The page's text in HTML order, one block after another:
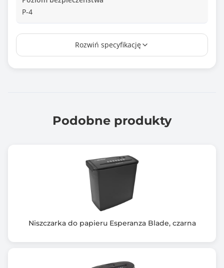
P-4
Pojemność kosza
Dodatkowe opcje niszczenia
Kolor obudowy
Czarny (Black)
Informacje dodatkowe
Atrakcyjny i nowoczesny design
Wymiary: 42,6 x 22 x 48,5 cm
Funkcja rewersu
Rozwiń specyfikację
Podobne produkty
Niszczarka do papieru Esperanza Blade, czarna